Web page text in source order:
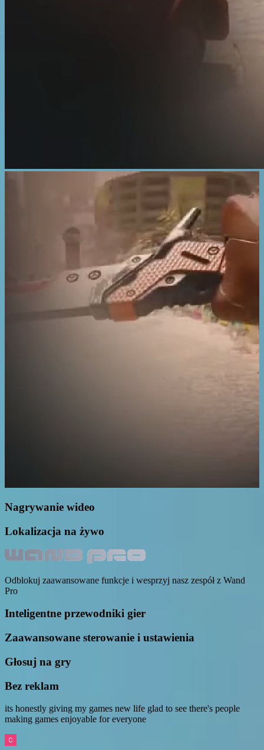
Nagrywanie wideo
Lokalizacja na żywo
Odblokuj zaawansowane funkcje i wesprzyj nasz zespół z Wand
Pro
Inteligentne przewodniki gier
Zaawansowane sterowanie i ustawienia
Głosuj na gry
Bez reklam
its honestly giving my games new life glad to see there's people
making games enjoyable for everyone